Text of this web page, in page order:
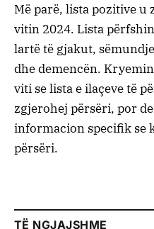
Më parë, lista pozitive u
vitin 2024. Lista
lartë të gjakut,
dhe demencën.
viti se lista e ilaçeve të
zgjerohej përsëri, por
informacion specifik se
përsëri.
TË NGJAJSHME